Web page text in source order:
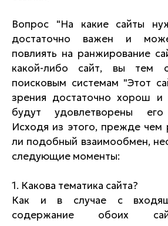
Вопрос "На какие сайты
достаточно важен и
повлиять на ранжирование
какой-либо сайт, вы тем
поисковым системам "Этот
зрения достаточно хорош и
будут удовлетворены его
Исходя из этого, прежде чем
ли подобный взаимообмен,
следующие моменты:
1. Какова тематика сайта?
Как и в случае с
содержание обоих